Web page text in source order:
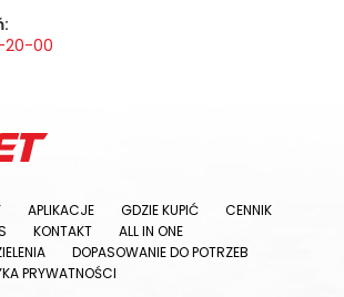
20-00
APLIKACJE GDZIE KUPIĆ
CENNIK
KONTAKT
ALL IN ONE
DOPASOWANIE DO POTRZEB
PRYWATNOŚCI